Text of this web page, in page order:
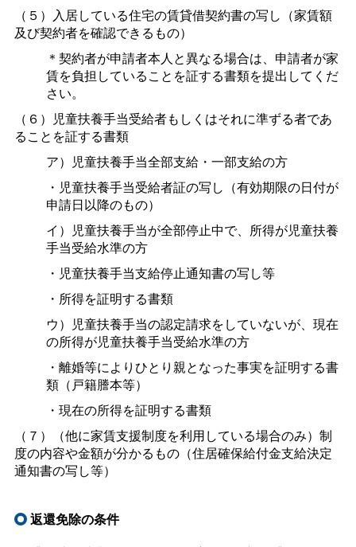
（５）入居している住宅の賃貸借契約書の写し（家賃額
及び契約者を確認できるもの）
＊契約者が申請者本人と異なる場合は、申請者が家
賃を負担していることを証する書類を提出してくだ
さい。
（６）児童扶養手当受給者もしくはそれに準ずる者であ
ることを証する書類
ア）児童扶養手当全部支給・一部支給の方
・児童扶養手当受給者証の写し（有効期限の日付が
申請日以降のもの）
イ）児童扶養手当が全部停止中で、所得が児童扶養
手当受給水準の方
・児童扶養手当支給停止通知書の写し等
・所得を証明する書類
ウ）児童扶養手当の認定請求をしていないが、現在
の所得が児童扶養手当受給水準の方
・離婚等によりひとり親となった事実を証明する書
類（戸籍謄本等）
・現在の所得を証明する書類
（７）（他に家賃支援制度を利用している場合のみ）制
度の内容や金額が分かるもの（住居確保給付金支給決定
通知書の写し等）
返還免除の条件